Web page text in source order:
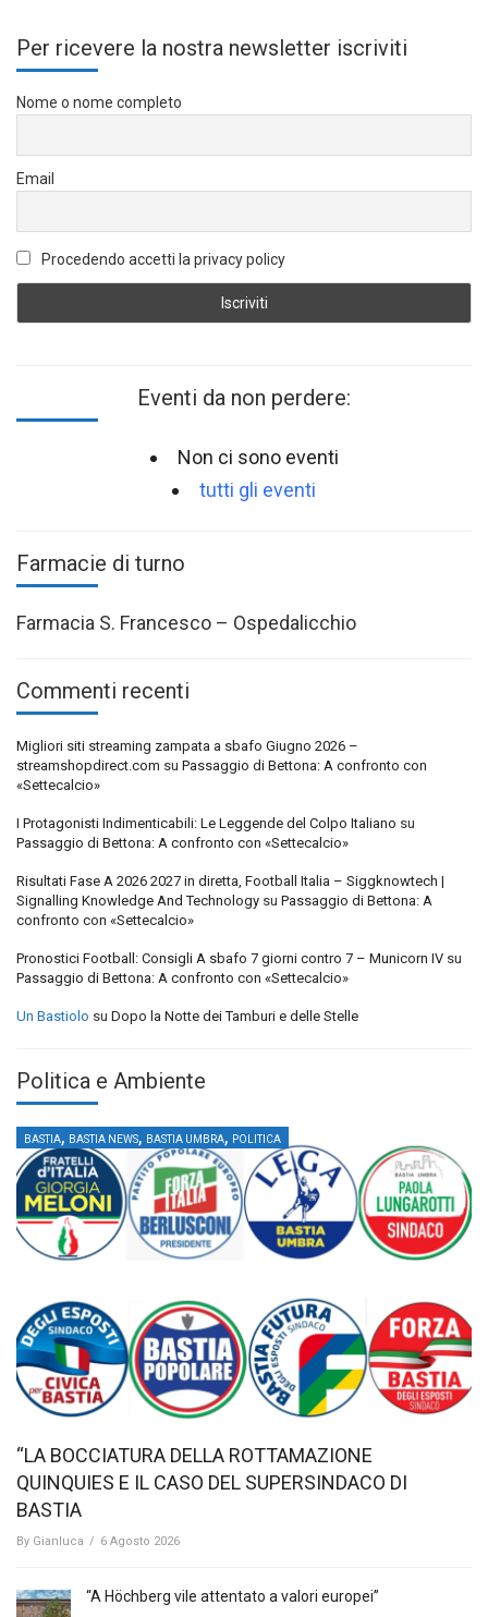
Per ricevere la nostra newsletter iscriviti
Nome o nome completo
Email
Procedendo accetti la privacy policy
Eventi da non perdere:
Non ci sono eventi
tutti gli eventi
Farmacie di turno
Farmacia S. Francesco – Ospedalicchio
Commenti recenti
Migliori siti streaming zampata a sbafo Giugno 2026 –
streamshopdirect.com su Passaggio di Bettona: A confronto con
«Settecalcio»
I Protagonisti Indimenticabili: Le Leggende del Colpo Italiano su
Passaggio di Bettona: A confronto con «Settecalcio»
Risultati Fase A 2026 2027 in diretta, Football Italia – Siggknowtech |
Signalling Knowledge And Technology su Passaggio di Bettona: A
confronto con «Settecalcio»
Pronostici Football: Consigli A sbafo 7 giorni contro 7 – Municorn IV su
Passaggio di Bettona: A confronto con «Settecalcio»
Un Bastiolo su Dopo la Notte dei Tamburi e delle Stelle
Politica e Ambiente
BASTIA, BASTIA NEWS, BASTIA UMBRA, POLITICA
“LA BOCCIATURA DELLA ROTTAMAZIONE
QUINQUIES E IL CASO DEL SUPERSINDACO DI
BASTIA
By Gianluca / 6 Agosto 2026
“A Höchberg vile attentato a valori europei”